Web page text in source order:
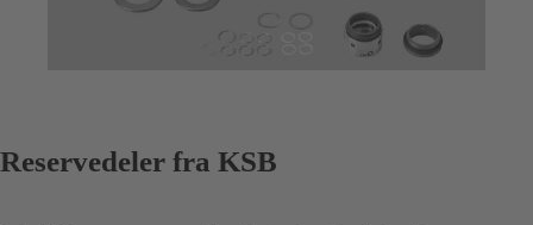
Reservedeler fra KSB